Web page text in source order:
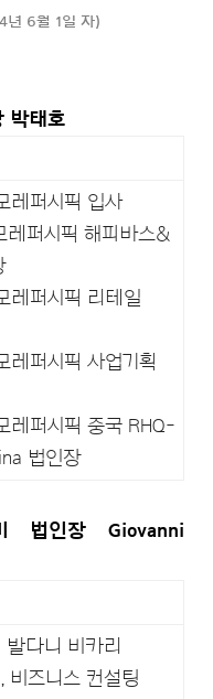
년 6월 1일 자)
박태호
레퍼시픽 입사
퍼시픽 해피바스&
퍼시픽 리테일
퍼시픽 사업기획
퍼시픽 중국 RHQ-
법인장
인장 Giovanni
다니 비카리
비즈니스 컨설팅